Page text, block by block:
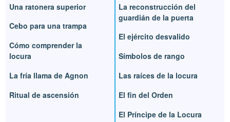
Una ratonera superior
Cebo para una trampa
Cómo comprender la
locura
La fría llama de Agnon
Ritual de ascensión
La reconstrucción del
guardián de la puerta
El ejército desvalido
Símbolos de rango
Las raíces de la locura
El fin del Orden
El Príncipe de la Locura